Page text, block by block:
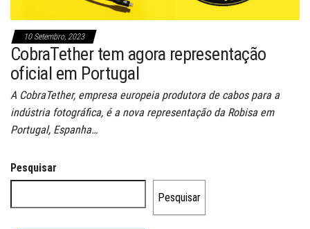
10 Setembro, 2023
CobraTether tem agora representação
oficial em Portugal
A CobraTether, empresa europeia produtora de cabos para a
indústria fotográfica, é a nova representação da Robisa em
Portugal, Espanha…
Pesquisar
Pesquisar